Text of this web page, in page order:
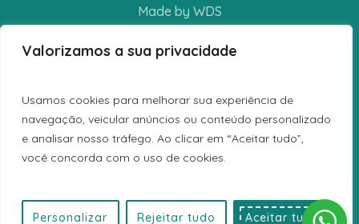
Valorizamos a sua privacidade
Usamos cookies para melhorar sua experiência de
navegação, veicular anúncios ou conteúdo personalizado
e analisar nosso tráfego. Ao clicar em “Aceitar tudo”,
você concorda com o uso de cookies.
Personalizar Rejeitar tudo Aceitar tudo
Made by WDS
TERMOS E CONDIÇÕES
LIVRO DE RECLAMAÇÕES